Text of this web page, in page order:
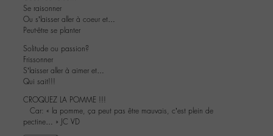
Se raisonner
Ou s’laisser aller à coeur et…
Peut-être se planter
Solitude ou passion?
Frissonner
S’laisser aller à aimer et…
Qui sait!!!
CROQUEZ LA POMME !!!
Car: « la pomme, ça peut pas être mauvais, c’est plein de
pectine… » JC VD